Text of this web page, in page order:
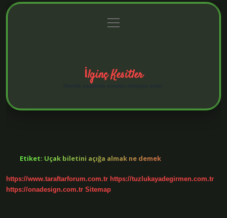
Gizlilik Politikası
menüyü
aç
İlginç Kesitler
Etiket: Uçak biletini açığa almak ne demek
https://www.taraftarforum.com.tr https://tuzlukayadegirmen.com.tr
https://onadesign.com.tr Sitemap